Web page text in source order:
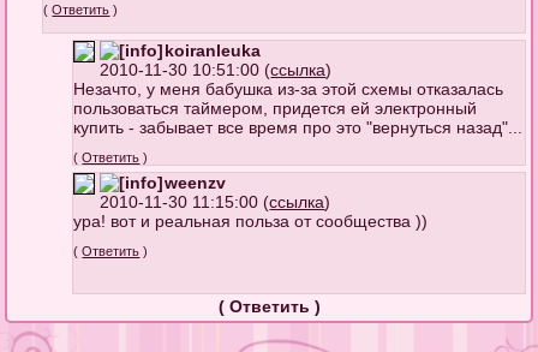
(Ответить )
koiranleuka
2010-11-30 10:51:00 (ссылка)
Незачто, у меня бабушка из-за этой схемы отказалась
пользоваться таймером, придется ей электронный
купить - забывает все время про это "вернуться назад"...
(Ответить )
weenzv
2010-11-30 11:15:00 (ссылка)
ура! вот и реальная польза от сообщества ))
(Ответить )
( Ответить )